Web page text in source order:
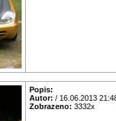
Popis:
Autor: / 16.06.2013
Zobrazeno: 3332x